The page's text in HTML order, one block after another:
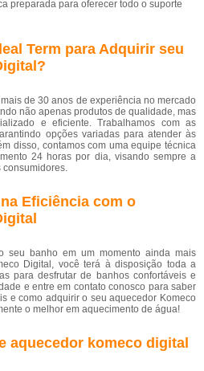
preparada para oferecer todo o suporte
Term para Adquirir seu
de 30 anos de experiência no mercado
não apenas produtos de qualidade, mas
e eficiente. Trabalhamos com as
opções variadas para atender às
disso, contamos com uma equipe técnica
24 horas por dia, visando sempre a
consumidores.
Eficiência com o
seu banho em um momento ainda mais
Digital, você terá à disposição toda a
para desfrutar de banhos confortáveis e
e entre em contato conosco para saber
e como adquirir o seu aquecedor Komeco
o melhor em aquecimento de água!
aquecedor komeco digital